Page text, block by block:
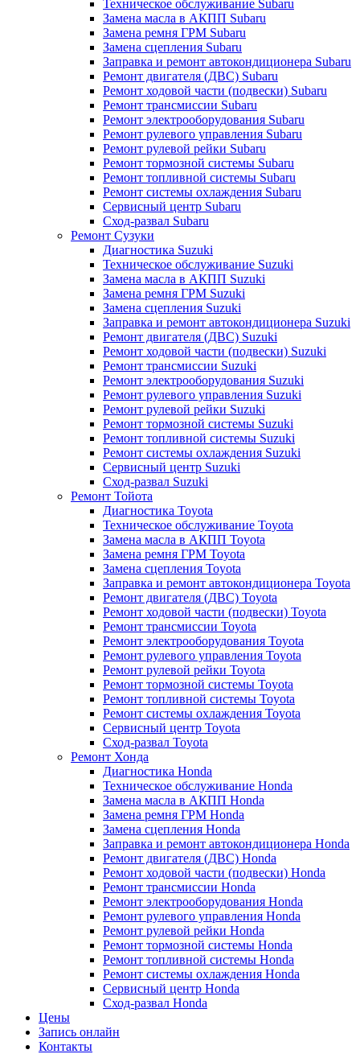
Техническое обслуживание Subaru
Замена масла в АКПП Subaru
Замена ремня ГРМ Subaru
Замена сцепления Subaru
Заправка и ремонт автокондиционера Subaru
Ремонт двигателя (ДВС) Subaru
Ремонт ходовой части (подвески) Subaru
Ремонт трансмиссии Subaru
Ремонт электрооборудования Subaru
Ремонт рулевого управления Subaru
Ремонт рулевой рейки Subaru
Ремонт тормозной системы Subaru
Ремонт топливной системы Subaru
Ремонт системы охлаждения Subaru
Сервисный центр Subaru
Сход-развал Subaru
Ремонт Сузуки
Диагностика Suzuki
Техническое обслуживание Suzuki
Замена масла в АКПП Suzuki
Замена ремня ГРМ Suzuki
Замена сцепления Suzuki
Заправка и ремонт автокондиционера Suzuki
Ремонт двигателя (ДВС) Suzuki
Ремонт ходовой части (подвески) Suzuki
Ремонт трансмиссии Suzuki
Ремонт электрооборудования Suzuki
Ремонт рулевого управления Suzuki
Ремонт рулевой рейки Suzuki
Ремонт тормозной системы Suzuki
Ремонт топливной системы Suzuki
Ремонт системы охлаждения Suzuki
Сервисный центр Suzuki
Сход-развал Suzuki
Ремонт Тойота
Диагностика Toyota
Техническое обслуживание Toyota
Замена масла в АКПП Toyota
Замена ремня ГРМ Toyota
Замена сцепления Toyota
Заправка и ремонт автокондиционера Toyota
Ремонт двигателя (ДВС) Toyota
Ремонт ходовой части (подвески) Toyota
Ремонт трансмиссии Toyota
Ремонт электрооборудования Toyota
Ремонт рулевого управления Toyota
Ремонт рулевой рейки Toyota
Ремонт тормозной системы Toyota
Ремонт топливной системы Toyota
Ремонт системы охлаждения Toyota
Сервисный центр Toyota
Сход-развал Toyota
Ремонт Хонда
Диагностика Honda
Техническое обслуживание Honda
Замена масла в АКПП Honda
Замена ремня ГРМ Honda
Замена сцепления Honda
Заправка и ремонт автокондиционера Honda
Ремонт двигателя (ДВС) Honda
Ремонт ходовой части (подвески) Honda
Ремонт трансмиссии Honda
Ремонт электрооборудования Honda
Ремонт рулевого управления Honda
Ремонт рулевой рейки Honda
Ремонт тормозной системы Honda
Ремонт топливной системы Honda
Ремонт системы охлаждения Honda
Сервисный центр Honda
Сход-развал Honda
Цены
Запись онлайн
Контакты